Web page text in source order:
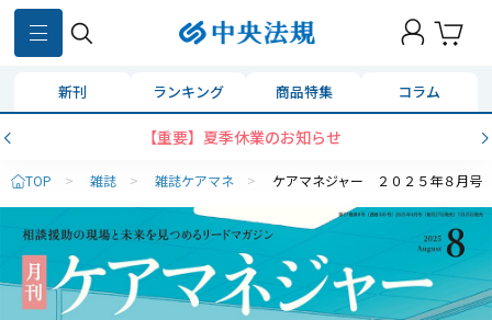
新刊 ランキング 商品特集 コラム
【重要】夏季休業のお知らせ
TOP > 雑誌 > 雑誌ケアマネ > ケアマネジャー ２０２５年８月号